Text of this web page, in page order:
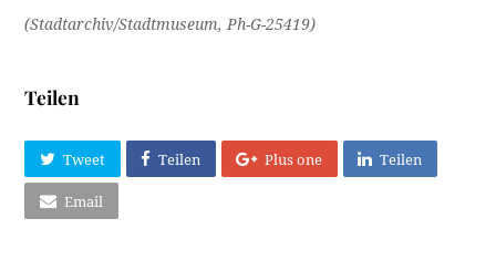
(Stadtarchiv/Stadtmuseum, Ph-G-25419)
Teilen
Tweet Teilen Plus one Teilen
Email